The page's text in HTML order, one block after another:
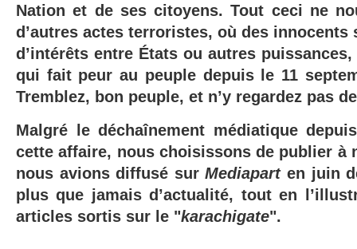
Nation et de ses citoyens. Tout ceci ne
d’autres actes terroristes, où des
d’intérêts entre États ou autres
qui fait peur au peuple depuis le 11
Tremblez, bon peuple, et n’y regardez pas
Malgré le déchaînement médiatique
cette affaire, nous choisissons de publier à
nous avions diffusé surMediaparten juin
plus que jamais d’actualité, tout en
articles sortis sur le "karachigate".